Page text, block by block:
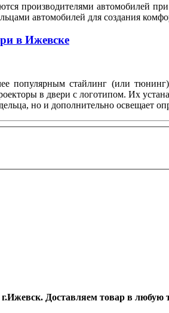
производителями автомобилей
автомобилей для создания
в Ижевске
популярным стайлинг (или
в двери с логотипом. Их
но и дополнительно освещает
Доставляем товар в любую